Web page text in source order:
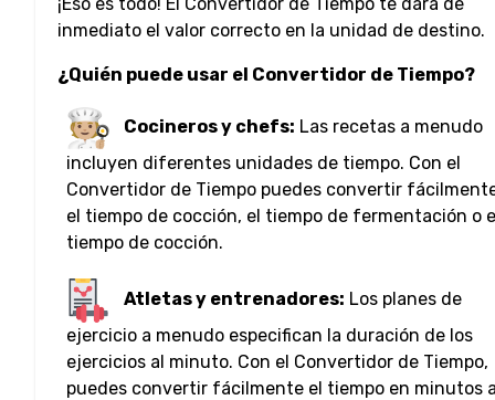
inmediato el valor correcto en la unidad de destino.
¿Quién puede usar el Convertidor de Tiempo?
Cocineros y chefs: Las recetas a menudo
incluyen diferentes unidades de tiempo. Con el
Convertidor de Tiempo puedes convertir
el tiempo de cocción, el tiempo de fermentación o
tiempo de cocción.
Atletas y entrenadores: Los planes de
ejercicio a menudo especifican la duración de los
ejercicios al minuto. Con el Convertidor de Tiempo,
puedes convertir fácilmente el tiempo en minutos